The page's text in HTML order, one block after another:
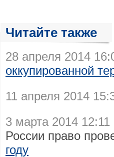
Читайте также
28 апреля 2014
оккупированной
11 апреля 2014
3 марта 2014 12:11
России право
году